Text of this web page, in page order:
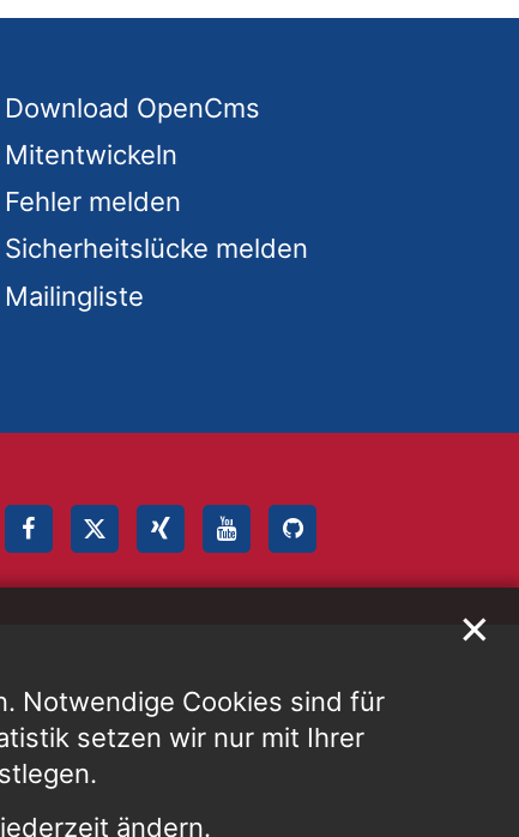
Notwendige Cookies sind für
setzen wir nur mit Ihrer
ändern.
✕
Download OpenCms
Mitentwickeln
Fehler melden
Sicherheitslücke melden
Mailingliste